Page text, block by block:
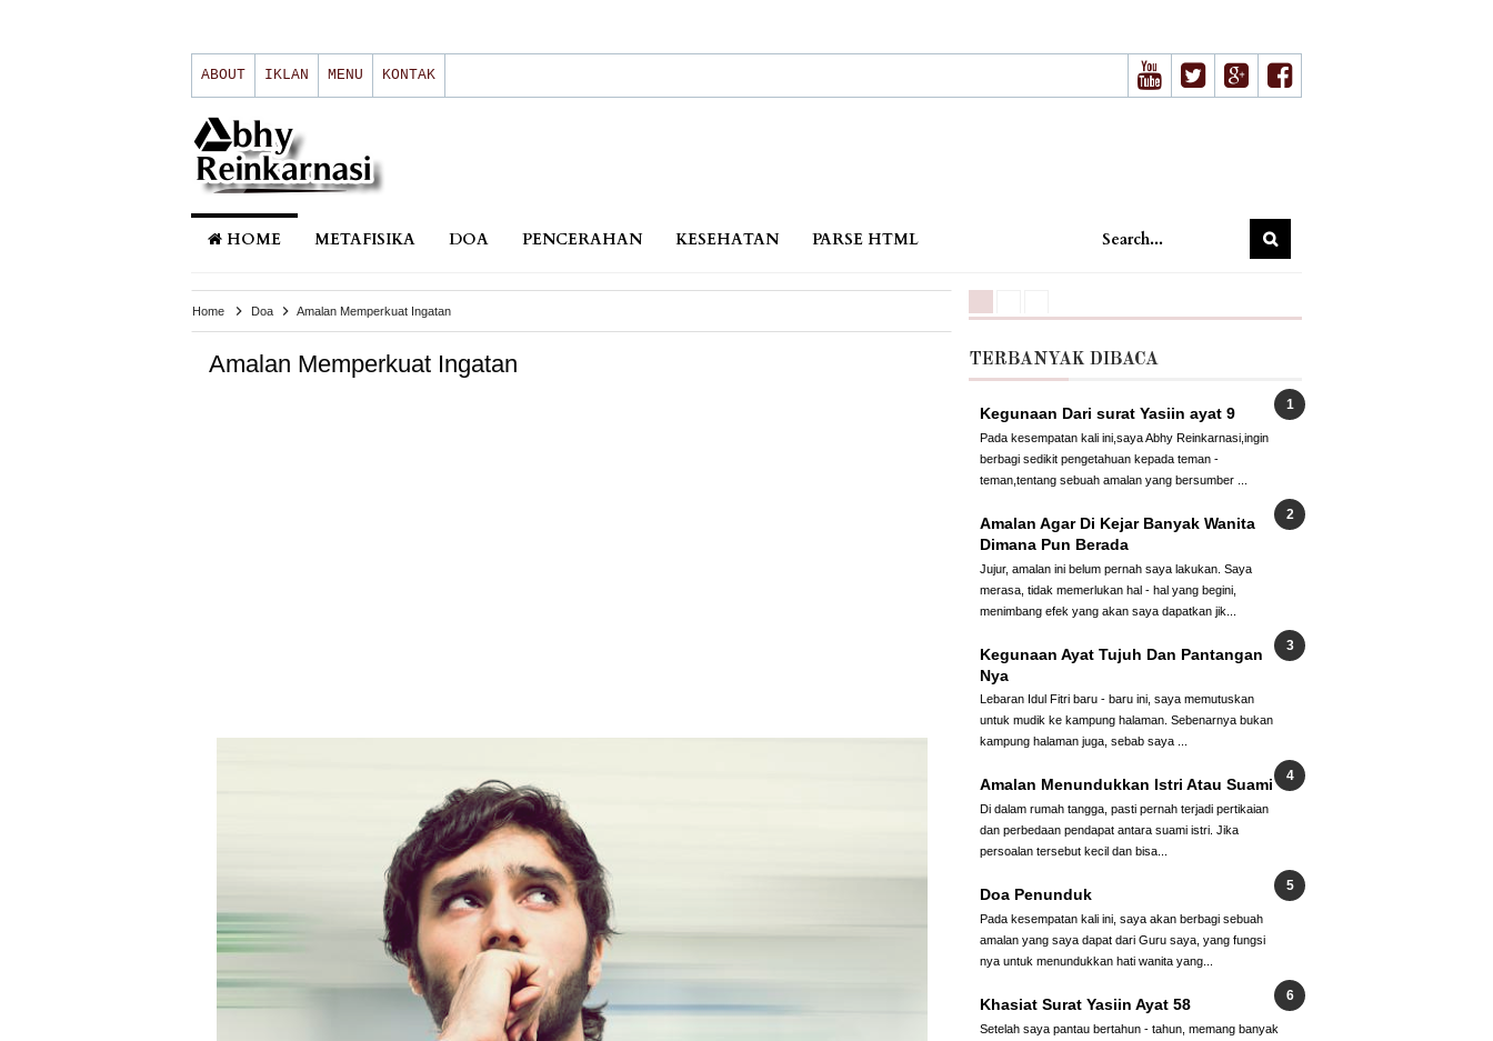
ABOUT IKLAN MENU KONTAK
HOME METAFISIKA DOA PENCERAHAN KESEHATAN PARSE HTML
Home Doa Amalan Memperkuat Ingatan
Amalan Memperkuat Ingatan TERBANYAK DIBACA
Kegunaan Dari surat Yasiin ayat 9
Pada kesempatan kali ini,saya Abhy Reinkarnasi,ingin
berbagi sedikit pengetahuan kepada teman -
teman,tentang sebuah amalan yang bersumber ...
Amalan Agar Di Kejar Banyak Wanita
Dimana Pun Berada
Jujur, amalan ini belum pernah saya lakukan. Saya
merasa, tidak memerlukan hal - hal yang begini,
menimbang efek yang akan saya dapatkan jik...
Kegunaan Ayat Tujuh Dan Pantangan
Nya
Lebaran Idul Fitri baru - baru ini, saya memutuskan
untuk mudik ke kampung halaman. Sebenarnya bukan
kampung halaman juga, sebab saya ...
Amalan Menundukkan Istri Atau Suami
Di dalam rumah tangga, pasti pernah terjadi pertikaian
dan perbedaan pendapat antara suami istri. Jika
persoalan tersebut kecil dan bisa...
Doa Penunduk
Pada kesempatan kali ini, saya akan berbagi sebuah
amalan yang saya dapat dari Guru saya, yang fungsi
nya untuk menundukkan hati wanita yang...
Khasiat Surat Yasiin Ayat 58
Setelah saya pantau bertahun - tahun, memang banyak